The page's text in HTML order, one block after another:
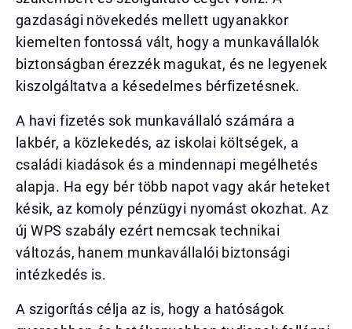
gazdasági növekedés mellett ugyanakkor
kiemelten fontossá vált, hogy a munkavállalók
biztonságban érezzék magukat, és ne legyenek
kiszolgáltatva a késedelmes bérfizetésnek.
A havi fizetés sok munkavállaló számára a
lakbér, a közlekedés, az iskolai költségek, a
családi kiadások és a mindennapi megélhetés
alapja. Ha egy bér több napot vagy akár heteket
késik, az komoly pénzügyi nyomást okozhat. Az
új WPS szabály ezért nemcsak technikai
változás, hanem munkavállalói biztonsági
intézkedés is.
A szigorítás célja az is, hogy a hatóságok